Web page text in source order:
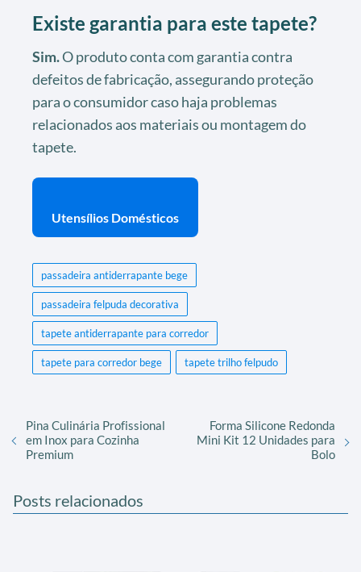
Existe garantia para este tapete?
Sim.O produto conta com garantia contra
defeitos de fabricação, assegurando proteção
para o consumidor caso haja problemas
relacionados aos materiais ou montagem do
tapete.
Utensílios Domésticos
passadeira antiderrapante bege
passadeira felpuda decorativa
tapete antiderrapante para corredor
tapete para corredor bege tapete trilho felpudo
Pina Culinária Profissional
em Inox para Cozinha
Premium
Forma Silicone Redonda
Mini Kit 12 Unidades para
Bolo
Posts relacionados